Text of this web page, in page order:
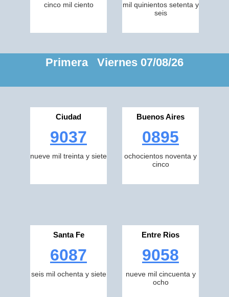
cinco mil ciento
mil quinientos setenta y
seis
Primera Viernes 07/08/26
Ciudad
9037
nueve mil treinta y siete
Buenos Aires
0895
ochocientos noventa y
cinco
Santa Fe
6087
seis mil ochenta y siete
Entre Rios
9058
nueve mil cincuenta y
ocho